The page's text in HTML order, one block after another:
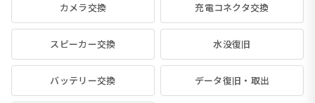
カメラ交換 充電コネクタ交換
スピーカー交換 水没復旧
バッテリー交換 データ復旧・取出